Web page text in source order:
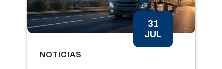
31
JUL
NOTICIAS